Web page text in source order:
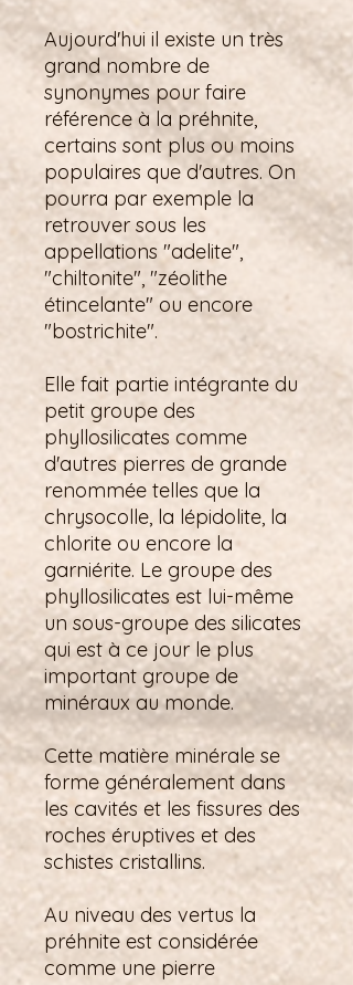
Aujourd'hui il existe un très
grand nombre de
synonymes pour faire
référence à la préhnite,
certains sont plus ou moins
populaires que d'autres. On
pourra par exemple la
retrouver sous les
appellations "adelite",
"chiltonite", "zéolithe
étincelante" ou encore
"bostrichite".
Elle fait partie intégrante du
petit groupe des
phyllosilicates comme
d'autres pierres de grande
renommée telles que la
chrysocolle, la lépidolite, la
chlorite ou encore la
garniérite. Le groupe des
phyllosilicates est lui-même
un sous-groupe des silicates
qui est à ce jour le plus
important groupe de
minéraux au monde.
Cette matière minérale se
forme généralement dans
les cavités et les fissures des
roches éruptives et des
schistes cristallins.
Au niveau des vertus la
préhnite est considérée
comme une pierre